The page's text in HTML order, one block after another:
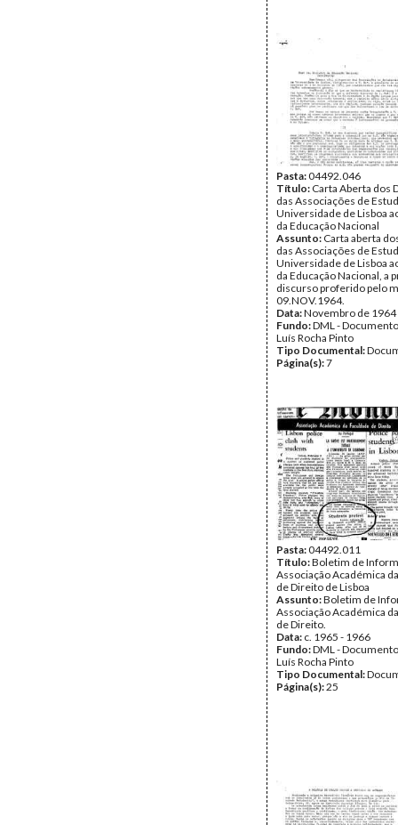
Pasta:04492.046
Título: Carta Aberta dos
das Associações de
Universidade de Lisboa
da Educação Nacional
Assunto: Carta aberta
das Associações de
Universidade de Lisboa
da Educação Nacional, a
discurso proferido pelo
09.NOV.1964.
Data:Novembro de 1964
Fundo:DML -
Luís Rocha Pinto
Tipo Documental:
Página(s):7
Pasta:04492.011
Título:Boletim de
Associação Académica
de Direito de Lisboa
Assunto:Boletim de
Associação Académica
de Direito.
Data: c. 1965 - 1966
Fundo:DML -
Luís Rocha Pinto
Tipo Documental:
Página(s):25